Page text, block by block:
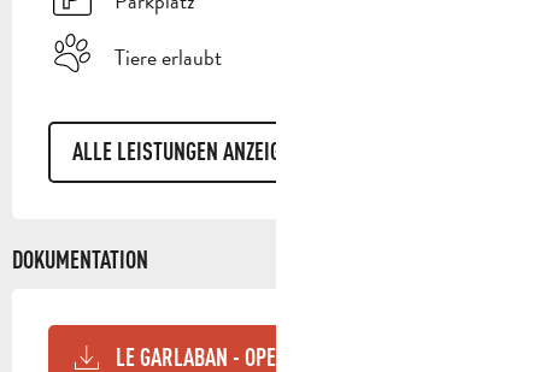
Tiere erlaubt
ALLE LEISTUNGEN ANZEIGEN
DOKUMENTATION
LE GARLABAN - OPENRUNNER